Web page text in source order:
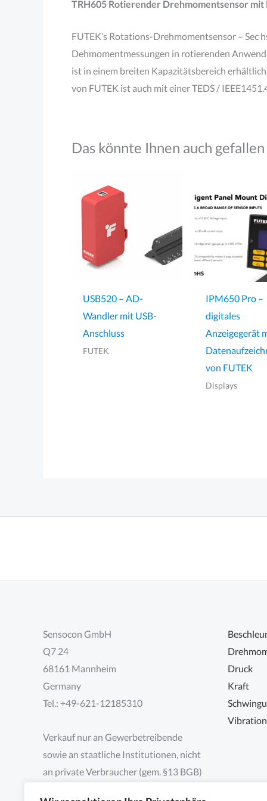
TRH605 Rotierender Drehmomentsensor mit
FUTEK’s Rotations-Drehmomentsensor –
Dehmomentmessungen in rotierenden
ist in einem breiten Kapazitätsbereich
von FUTEK ist auch mit einer TEDS /
Das könnte Ihnen auch
USB520 – AD-
Wandler mit USB-
Anschluss
FUTEK
IPM650 Pro –
digitales
Anzeigegerät
von FUTEK
Displays
Sensocon GmbH
Q7 24
68161 Mannheim
Germany
Tel.: +49-621-12185310
Verkauf nur an Gewerbetreibende
sowie an staatliche Institutionen, nicht
an private Verbraucher (gem. §13 BGB)
Druck
Kraft